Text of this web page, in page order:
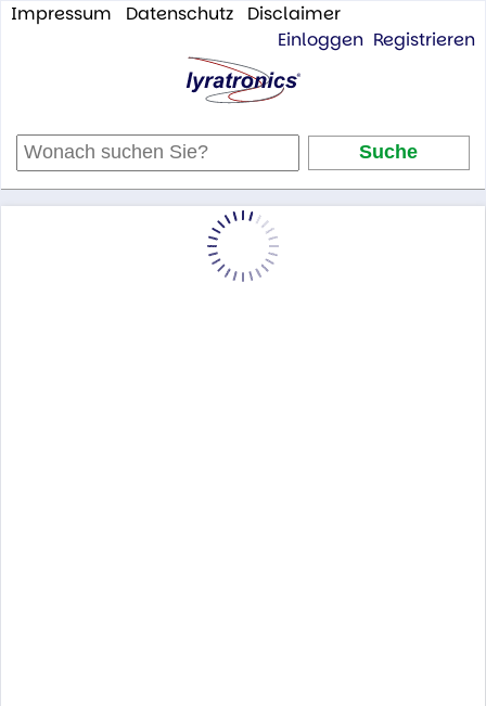
Impressum Datenschutz
Disclaimer
Einloggen Registrieren